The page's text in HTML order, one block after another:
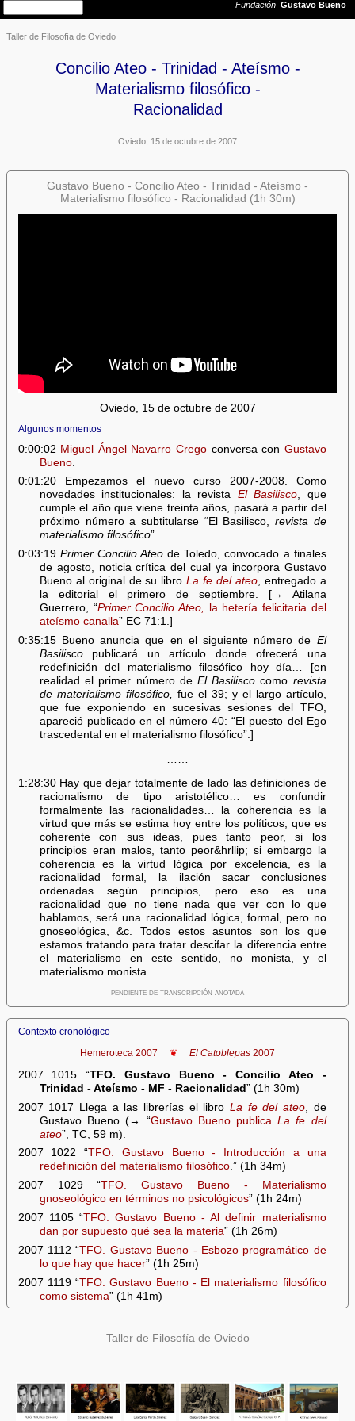
Taller de Filosofía de Oviedo
Concilio Ateo - Trinidad - Ateísmo -
Materialismo filosófico -
Racionalidad
Oviedo, 15 de octubre de 2007
Gustavo Bueno - Concilio Ateo - Trinidad - Ateísmo -
Materialismo filosófico - Racionalidad (1h 30m)
Oviedo, 15 de octubre de 2007
Algunos momentos
0:00:02 Miguel Ángel Navarro Crego conversa con Gustavo
Bueno.
0:01:20 Empezamos el nuevo curso 2007-2008. Como
novedades institucionales: la revista El Basilisco, que
cumple el año que viene treinta años, pasará a partir del
próximo número a subtitularse “El Basilisco, revista de
materialismo filosófico”.
0:03:19 Primer Concilio Ateo de Toledo, convocado a finales
de agosto, noticia crítica del cual ya incorpora Gustavo
Bueno al original de su libroLa fe del ateo, entregado a
la editorial el primero de septiembre. [→ Atilana
Guerrero, “Primer Concilio Ateo, la hetería felicitaria del
ateísmo canalla” EC 71:1.]
0:35:15 Bueno anuncia que en el siguiente número de El
Basiliscopublicará un artículo donde ofrecerá una
redefinición del materialismo filosófico hoy día… [en
realidad el primer número deEl Basilisco como revista
de materialismo filosófico, fue el 39; y el largo artículo,
que fue exponiendo en sucesivas sesiones del TFO,
apareció publicado en el número 40: “El puesto del Ego
trascedental en el materialismo filosófico”.]
1:28:30 Hay que dejar totalmente de lado las definiciones de
racionalismo de tipo aristotélico… es confundir
formalmente las racionalidades… la coherencia es la
virtud que más se estima hoy entre los políticos, que es
coherente con sus ideas, pues tanto peor, si los
principios eran malos, tanto peor&hrllip; si embargo la
coherencia es la virtud lógica por excelencia, es la
racionalidad formal, la ilación sacar conclusiones
ordenadas según principios, pero eso es una
racionalidad que no tiene nada que ver con lo que
hablamos, será una racionalidad lógica, formal, pero no
gnoseológica, &c. Todos estos asuntos son los que
estamos tratando para tratar descifar la diferencia entre
el materialismo en este sentido, no monista, y el
materialismo monista.
pendiente de transcripción anotada
Contexto cronológico
Hemeroteca 2007
❦ El Catoblepas 2007
2007 1015 “TFO. Gustavo Bueno - Concilio Ateo -
Trinidad - Ateísmo - MF - Racionalidad ” (1h 30m)
2007 1017 Llega a las librerías el libroLa fe del ateo , de
Gustavo Bueno (→ “Gustavo Bueno publicaLa fe del
ateo”, TC, 59 m).
2007 1022 “TFO. Gustavo Bueno - Introducción a una
redefinición del materialismo filosófico.” (1h 34m)
2007 1029 “TFO. Gustavo Bueno - Materialismo
gnoseológico en términos no psicológicos” (1h 24m)
2007 1105 “TFO. Gustavo Bueno - Al definir materialismo
dan por supuesto qué sea la materia” (1h 26m)
2007 1112 “TFO. Gustavo Bueno - Esbozo programático de
lo que hay que hacer” (1h 25m)
2007 1119 “TFO. Gustavo Bueno - El materialismo filosófico
como sistema” (1h 41m)
Taller de Filosofía de Oviedo